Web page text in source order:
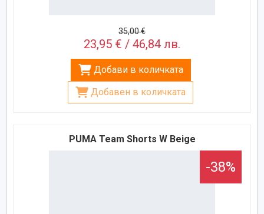
35,00 €
23,95 € / 46,84 лв.
Добави в количката
Добавен в количката
PUMA Team Shorts W Beige
-38%